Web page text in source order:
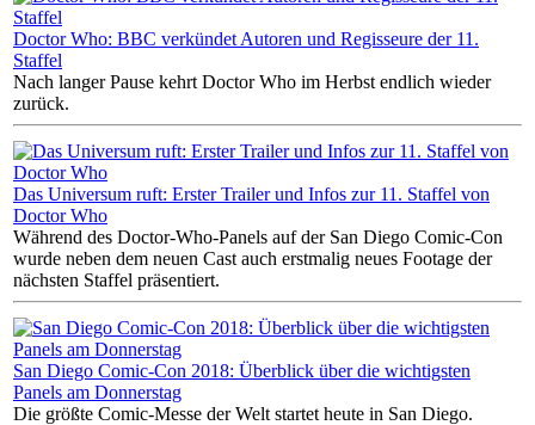
Doctor Who: BBC verkündet Autoren und Regisseure der 11.
Staffel
Nach langer Pause kehrt Doctor Who im Herbst endlich wieder
zurück.
Das Universum ruft: Erster Trailer und Infos zur 11. Staffel von
Doctor Who
Während des Doctor-Who-Panels auf der San Diego Comic-Con
wurde neben dem neuen Cast auch erstmalig neues Footage der
nächsten Staffel präsentiert.
San Diego Comic-Con 2018: Überblick über die wichtigsten
Panels am Donnerstag
Die größte Comic-Messe der Welt startet heute in San Diego.